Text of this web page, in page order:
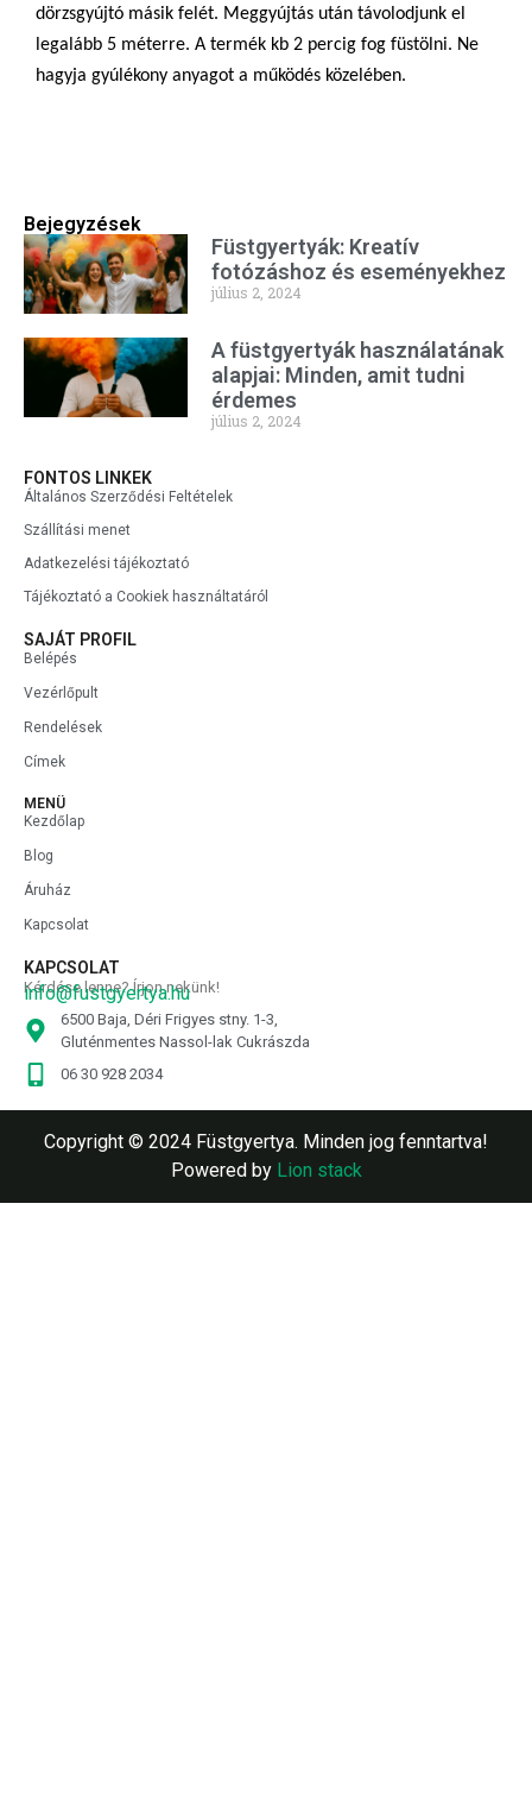
dörzsgyújtó másik felét. Meggyújtás után távolodjunk el
legalább 5 méterre. A termék kb 2 percig fog füstölni. Ne
hagyja gyúlékony anyagot a működés közelében.
Bejegyzések
Füstgyertyák: Kreatív
fotózáshoz és eseményekhez
július 2, 2024
A füstgyertyák használatának
alapjai: Minden, amit tudni
érdemes
július 2, 2024
FONTOS LINKEK
Általános Szerződési Feltételek
Szállítási menet
Adatkezelési tájékoztató
Tájékoztató a Cookiek használtatáról
SAJÁT PROFIL
Belépés
Vezérlőpult
Rendelések
Címek
MENÜ
Kezdőlap
Blog
Áruház
Kapcsolat
KAPCSOLAT
Kérdése lenne? Írjon nekünk!
info@fustgyertya.hu
6500 Baja, Déri Frigyes stny. 1-3,
Gluténmentes Nassol-lak Cukrászda
06 30 928 2034
Copyright © 2024 Füstgyertya. Minden jog fenntartva!
Powered by Lion stack